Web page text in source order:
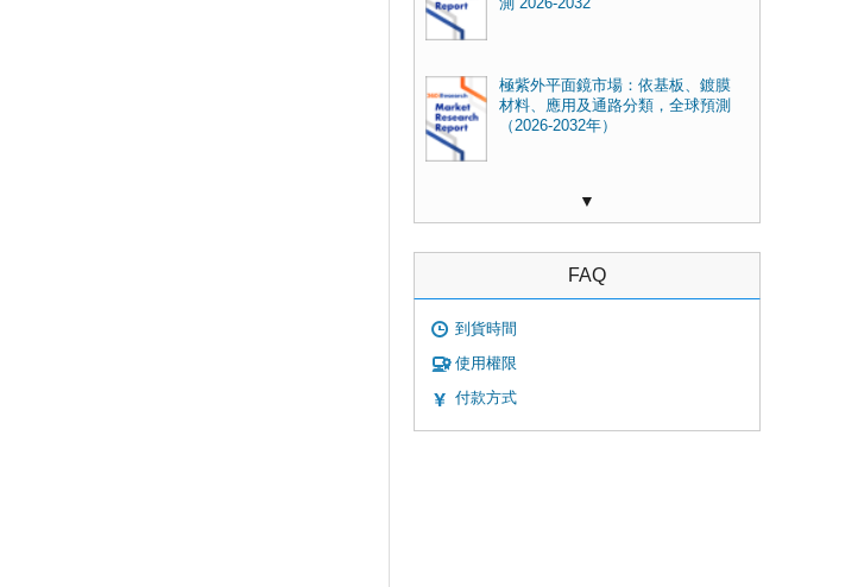
測 2026-2032
極紫外平面鏡市場：依基板、鍍膜
材料、應用及通路分類，全球預測
（2026-2032年）
▼
FAQ
到貨時間
使用權限
付款方式